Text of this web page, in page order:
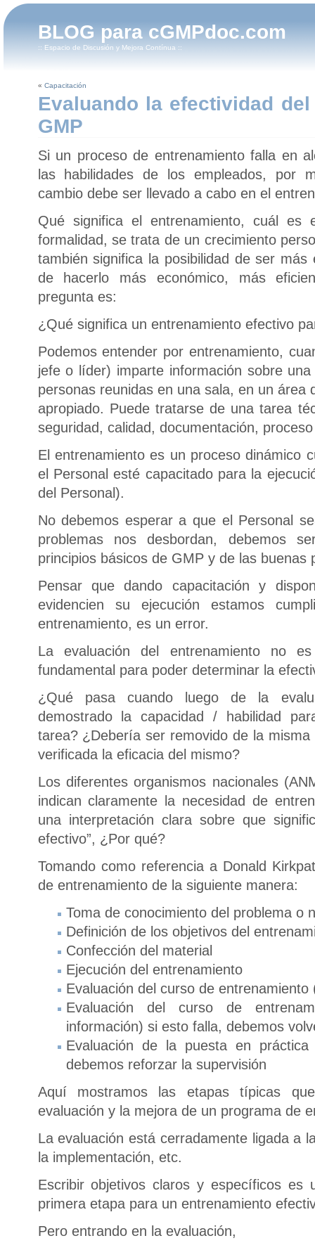
BLOG para cGMPdoc.com
:: Espacio de Discusión y Mejora Contínua ::
« Capacitación
Evaluando la efectividad
GMP
Si un proceso de entrenamiento falla en
las habilidades de los empleados, por
cambio debe ser llevado a cabo en el
Qué significa el entrenamiento, cuál
formalidad, se trata de un crecimiento
también significa la posibilidad de ser
de hacerlo más económico, más
pregunta es:
¿Qué significa un entrenamiento efectivo
Podemos entender por entrenamiento,
jefe o líder) imparte información sobre
personas reunidas en una sala, en un área
apropiado. Puede tratarse de una tarea
seguridad, calidad, documentación,
El entrenamiento es un proceso dinámico
el Personal esté capacitado para la
del Personal).
No debemos esperar a que el Personal
problemas nos desbordan, debemos
principios básicos de GMP y de las buenas
Pensar que dando capacitación y
evidencien su ejecución estamos
entrenamiento, es un error.
La evaluación del entrenamiento no
fundamental para poder determinar la
¿Qué pasa cuando luego de la
demostrado la capacidad / habilidad
tarea? ¿Debería ser removido de la
verificada la eficacia del mismo?
Los diferentes organismos nacionales
indican claramente la necesidad de
una interpretación clara sobre que
efectivo”, ¿Por qué?
Tomando como referencia a Donald
de entrenamiento de la siguiente manera:
Toma de conocimiento del problema o
Definición de los objetivos del
Confección del material
Ejecución del entrenamiento
Evaluación del curso de entrenamiento
Evaluación del curso de
información) si esto falla, debemos
Evaluación de la puesta en
debemos reforzar la supervisión
Aquí mostramos las etapas típicas
evaluación y la mejora de un programa de
La evaluación está cerradamente ligada a
la implementación, etc.
Escribir objetivos claros y específicos
primera etapa para un entrenamiento
Pero entrando en la evaluación,